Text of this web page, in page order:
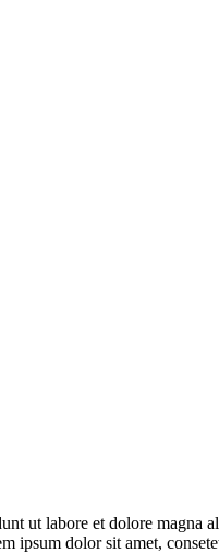
ut labore et dolore magna
ipsum dolor sit amet,